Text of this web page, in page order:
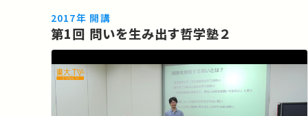
2017年 開講
第1回 問いを生み出す哲学塾２